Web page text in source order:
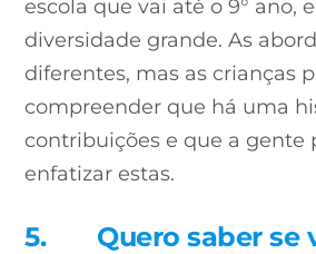
escola que vai até o 9° ano,
diversidade grande. As
diferentes, mas as crianças
compreender que há uma
contribuições e que a gente
enfatizar estas.
5.
Quero saber se